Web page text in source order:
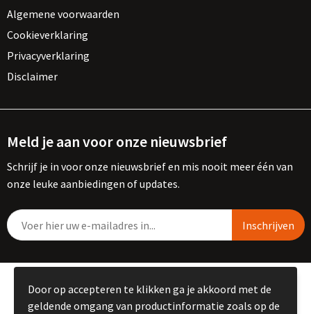
Algemene voorwaarden
Cookieverklaring
Privacyverklaring
Disclaimer
Meld je aan voor onze nieuwsbrief
Schrijf je in voor onze nieuwsbrief en mis nooit meer één van
onze leuke aanbiedingen of updates.
© Copyright Kemme B.V. 2023
Door op accepteren te klikken ga je akkoord met de
geldende omgang van productinformatie zoals op de